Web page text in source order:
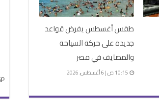
طقس أغسطس يفرض قواعد
جديدة على حركة السياحة
والمصايف في مصر
10:15 ص | 6 أغسطس، 2026